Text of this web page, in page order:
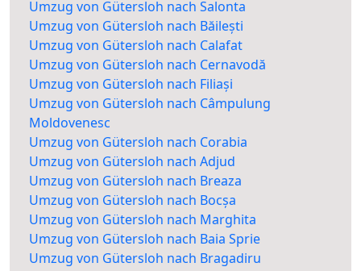
Umzug von Gütersloh nach Salonta
Umzug von Gütersloh nach Băilești
Umzug von Gütersloh nach Calafat
Umzug von Gütersloh nach Cernavodă
Umzug von Gütersloh nach Filiași
Umzug von Gütersloh nach Câmpulung
Moldovenesc
Umzug von Gütersloh nach Corabia
Umzug von Gütersloh nach Adjud
Umzug von Gütersloh nach Breaza
Umzug von Gütersloh nach Bocșa
Umzug von Gütersloh nach Marghita
Umzug von Gütersloh nach Baia Sprie
Umzug von Gütersloh nach Bragadiru